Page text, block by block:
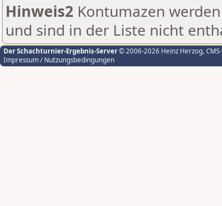
Hinweis2 Kontumazen
und sind in der Liste nicht
Der Schachturnier-Ergebnis-Server© 2006-2026 Heinz Herzog,
Impressum / Nutzungsbedingungen